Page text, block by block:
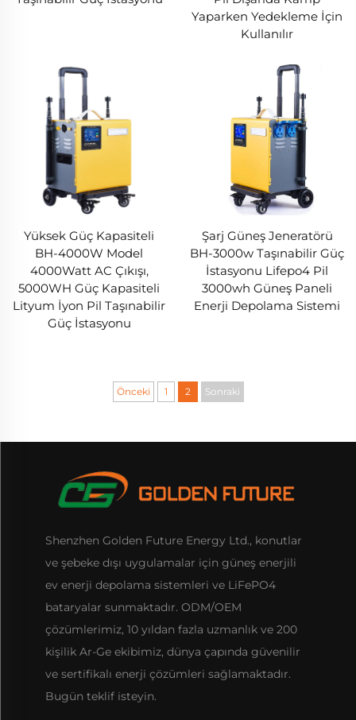
Yaparken Yedekleme İçin
Kullanılır
Yüksek Güç Kapasiteli
BH-4000W Model
4000Watt AC Çıkışı,
5000WH Güç Kapasiteli
Lityum İyon Pil Taşınabilir
Güç İstasyonu
Şarj Güneş Jeneratörü
BH-3000w Taşınabilir Güç
İstasyonu Lifepo4 Pil
3000wh Güneş Paneli
Enerji Depolama Sistemi
Önceki 1 2 Sonraki
Shenzhen Golden Future Energy Ltd., konutlar
ve şebeke dışı uygulamalar için güneş enerjili
ev enerji depolama sistemleri ve LiFePO4
bataryalar sunmaktadır. ODM/OEM
çözümlerimiz, 10 yıldan fazla uzmanlık ve 200
kişilik Ar-Ge ekibimiz, dünya çapında güvenilir
ve sertifikalı enerji çözümleri sağlamaktadır.
Bugün teklif isteyin.